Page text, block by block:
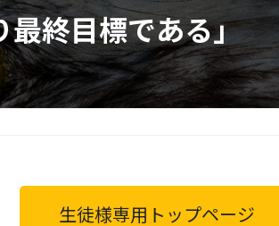
最終目標である」
生徒様専用トップページ